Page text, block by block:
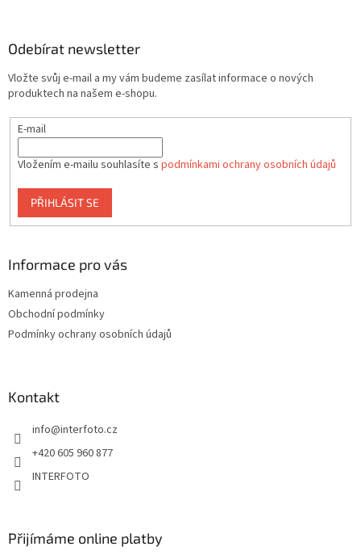
v
k
v
i
Odebírat newsletter
Vložte svůj e-mail a my vám budeme zasílat informace o nových
produktech na našem e-shopu.
E-mail
Vložením e-mailu souhlasíte s podmínkami ochrany osobních údajů
PŘIHLÁSIT SE
Informace pro vás
Kamenná prodejna
Obchodní podmínky
Podmínky ochrany osobních údajů
Kontakt
info@interfoto.cz
+420 605 960 877
INTERFOTO
Přijímáme online platby